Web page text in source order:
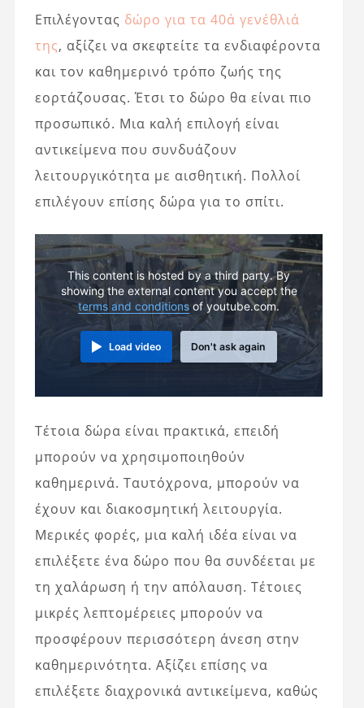
Επιλέγοντας δώρο για τα 40ά γενέθλιά
της, αξίζει να σκεφτείτε τα ενδιαφέροντα
και τον καθημερινό τρόπο ζωής της
εορτάζουσας. Έτσι το δώρο θα είναι πιο
προσωπικό. Μια καλή επιλογή είναι
αντικείμενα που συνδυάζουν
λειτουργικότητα με αισθητική. Πολλοί
επιλέγουν επίσης δώρα για το σπίτι.
This content is hosted by a third party. By
showing the external content you accept the
terms and conditions of youtube.com.
Load video Don't ask again
Τέτοια δώρα είναι πρακτικά, επειδή
μπορούν να χρησιμοποιηθούν
καθημερινά. Ταυτόχρονα, μπορούν να
έχουν και διακοσμητική λειτουργία.
Μερικές φορές, μια καλή ιδέα είναι να
επιλέξετε ένα δώρο που θα συνδέεται με
τη χαλάρωση ή την απόλαυση. Τέτοιες
μικρές λεπτομέρειες μπορούν να
προσφέρουν περισσότερη άνεση στην
καθημερινότητα. Αξίζει επίσης να
επιλέξετε διαχρονικά αντικείμενα, καθώς